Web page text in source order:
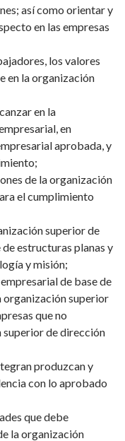
así como orientar y
en las empresas
los valores
en la organización
en la
en
aprobada, y
de la organización
el cumplimiento
superior de
estructuras planas y
y misión;
de base de
organización superior
que no
superior de dirección
produzcan y
con lo aprobado
que debe
la organización